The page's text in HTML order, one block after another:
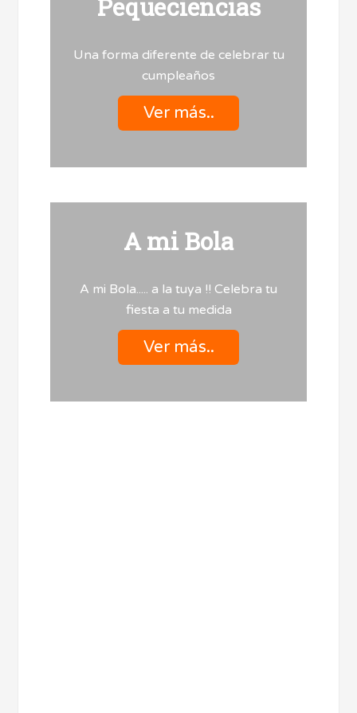
Pequeciencias
Una forma diferente de celebrar tu
cumpleaños
Ver más..
A mi Bola
A mi Bola..... a la tuya !! Celebra tu
fiesta a tu medida
Ver más..